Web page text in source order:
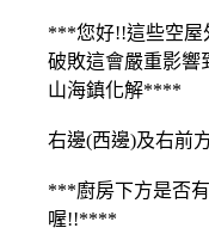
***您好!!這些空屋
破敗這會嚴重影響
山海鎮化解****
右邊(西邊)及右前
***廚房下方是否
喔!!****